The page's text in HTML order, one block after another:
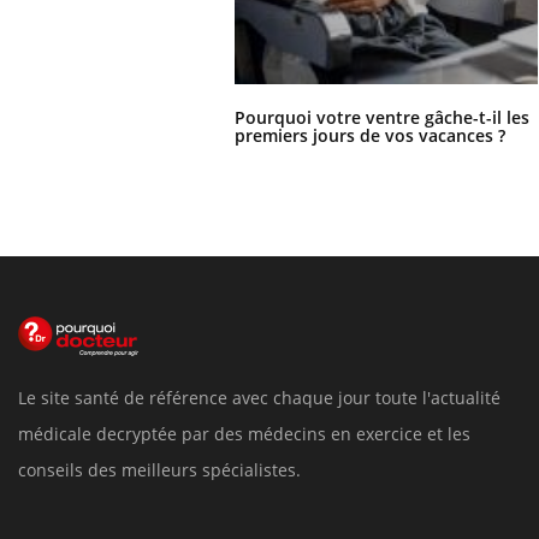
Pourquoi votre ventre gâche-t-il les
premiers jours de vos vacances ?
Le site santé de référence avec chaque jour toute l'actualité
médicale decryptée par des médecins en exercice et les
conseils des meilleurs spécialistes.